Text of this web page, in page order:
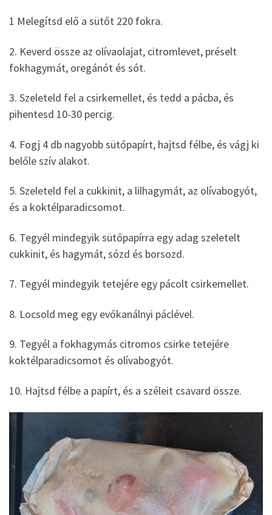
1 Melegítsd elő a sütőt 220 fokra.
2. Keverd össze az olívaolajat, citromlevet, préselt
fokhagymát, oregánót és sót.
3. Szeleteld fel a csirkemellet, és tedd a pácba, és
pihentesd 10-30 percig.
4. Fogj 4 db nagyobb sütőpapírt, hajtsd félbe, és vágj ki
belőle szív alakot.
5. Szeleteld fel a cukkinit, a lilhagymát, az olívabogyót,
és a koktélparadicsomot.
6. Tegyél mindegyik sütőpapírra egy adag szeletelt
cukkinit, és hagymát, sózd és borsozd.
7. Tegyél mindegyik tetejére egy pácolt csirkemellet.
8. Locsold meg egy evőkanálnyi páclével.
9. Tegyél a fokhagymás citromos csirke tetejére
koktélparadicsomot és olívabogyót.
10. Hajtsd félbe a papírt, és a széleit csavard össze.